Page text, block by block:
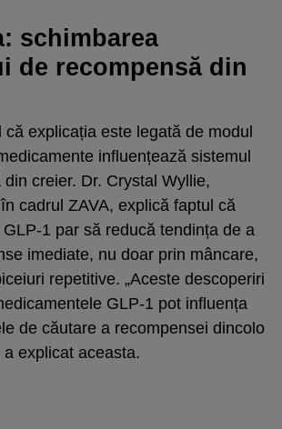
schimbarea
de recompensă din
că explicația este legată de modul
influențează sistemul
creier. Dr. Crystal Wyllie,
cadrul ZAVA, explică faptul că
1 par să reducă tendința de a
imediate, nu doar prin mâncare,
repetitive. „Aceste descoperiri
GLP-1 pot influența
de căutare a recompensei dincolo
a explicat aceasta.